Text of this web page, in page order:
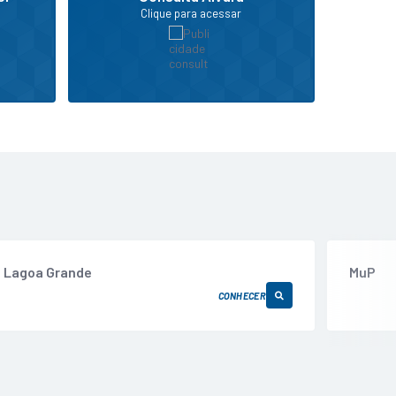
Clique para acessar
Lagoa Grande
CONHECER
MuP